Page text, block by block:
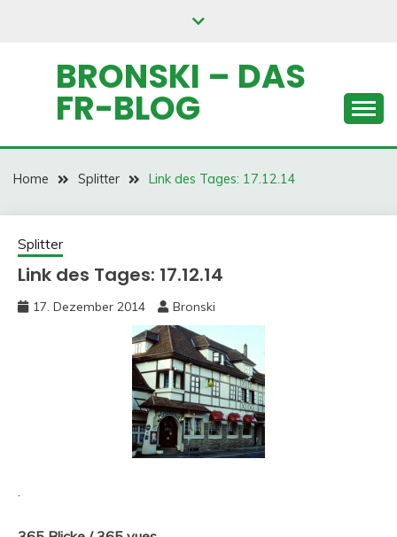
BRONSKI – DAS
FR-BLOG
Home Splitter Link des Tages: 17.12.14
Splitter
Link des Tages: 17.12.14
17. Dezember 2014 Bronski
.